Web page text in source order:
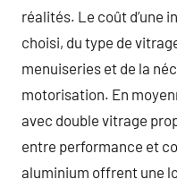
réalités. Le coût d’une
choisi, du type de
menuiseries et de la
motorisation. En
avec double vitrage
entre performance et
aluminium offrent une